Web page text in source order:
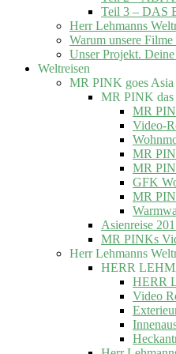
Teil 3 – DAS
Herr Lehmanns
Warum unsere
Unser Projekt.
Weltreisen
MR PINK goes Asia
MR PINK das
MR
Video-
MR
MR
GFK
MR
Asienreise
MR PINKs
Herr Lehmanns
HERR
HERR
Video